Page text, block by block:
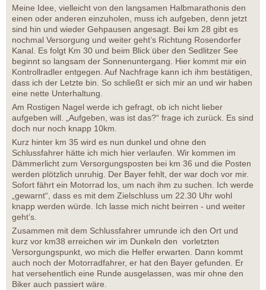
Meine Idee, vielleicht von den langsamen Halbmarathonis den
einen oder anderen einzuholen, muss ich aufgeben, denn jetzt
sind hin und wieder Gehpausen angesagt. Bei km 28 gibt es
nochmal Versorgung und weiter geht’s Richtung Rosendorfer
Kanal. Es folgt Km 30 und beim Blick über den Sedlitzer See
beginnt so langsam der Sonnenuntergang. Hier kommt mir ein
Kontrollradler entgegen. Auf Nachfrage kann ich ihm bestätigen,
dass ich der Letzte bin. So schließt er sich mir an und wir haben
eine nette Unterhaltung.
Am Rostigen Nagel werde ich gefragt, ob ich nicht lieber
aufgeben will. „Aufgeben, was ist das?“ frage ich zurück. Es sind
doch nur noch knapp 10km.
Kurz hinter km 35 wird es nun dunkel und ohne den
Schlussfahrer hätte ich mich hier verlaufen. Wir kommen im
Dämmerlicht zum Versorgungsposten bei km 36 und die Posten
werden plötzlich unruhig. Der Bayer fehlt, der war doch vor mir.
Sofort fährt ein Motorrad los, um nach ihm zu suchen. Ich werde
„gewarnt“, dass es mit dem Zielschluss um 22.30 Uhr wohl
knapp werden würde. Ich lasse mich nicht beirren - und weiter
geht’s.
Zusammen mit dem Schlussfahrer umrunde ich den Ort und
kurz vor km38 erreichen wir im Dunkeln den vorletzten
Versorgungspunkt, wo mich die Helfer erwarten. Dann kommt
auch noch der Motorradfahrer, er hat den Bayer gefunden. Er
hat versehentlich eine Runde ausgelassen, was mir ohne den
Biker auch passiert wäre.